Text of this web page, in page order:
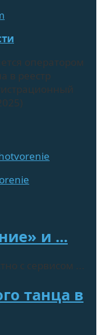
оператором
в реестр
и ...
с сервисом ...
танца в